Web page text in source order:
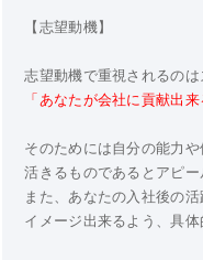
【志望動機】
志望動機で重視されるのは
「あなたが会社に貢献出
そのためには自分の能力
活きるものであるとアピー
また、あなたの入社後の
イメージ出来るよう、具体